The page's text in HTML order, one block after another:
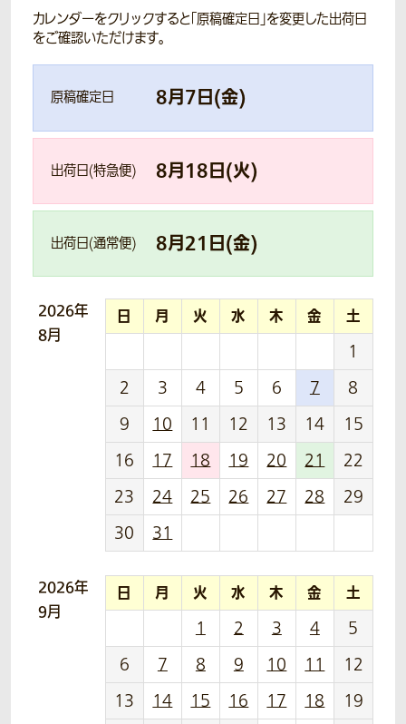
カレンダーをクリックすると「原稿確定日」を変更した出荷日
をご確認いただけます。
原稿確定日 8月7日(金)
出荷日(特急便) 8月18日(火)
出荷日(通常便) 8月21 日(金)
2026年
8月
日 月 火 水 木 金 土
1
2
3 4 5 6 7
8
9
10 11 12 13 14
15
16
17 18 19 20 21
22
23
24 25 26 27 28
29
30
31
2026年
9月
日 月 火 水 木 金 土
1 2 3 4
5
6
7 8 9 10 11
12
13
14 15 16 17 18
19